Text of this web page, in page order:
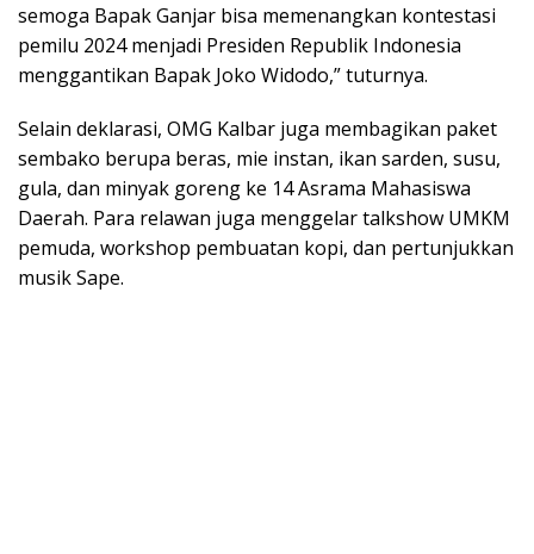
semoga Bapak Ganjar bisa memenangkan kontestasi
pemilu 2024 menjadi Presiden Republik Indonesia
menggantikan Bapak Joko Widodo,” tuturnya.
Selain deklarasi, OMG Kalbar juga membagikan paket
sembako berupa beras, mie instan, ikan sarden, susu,
gula, dan minyak goreng ke 14 Asrama Mahasiswa
Daerah. Para relawan juga menggelar talkshow UMKM
pemuda, workshop pembuatan kopi, dan pertunjukkan
musik Sape.